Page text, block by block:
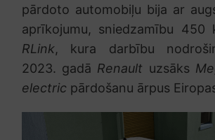
pārdoto automobiļu bija ar
aprīkojumu, sniedzamību 450
RLink, kura darbību
2023. gadā Renault uzsāks
electricpārdošanu ārpus